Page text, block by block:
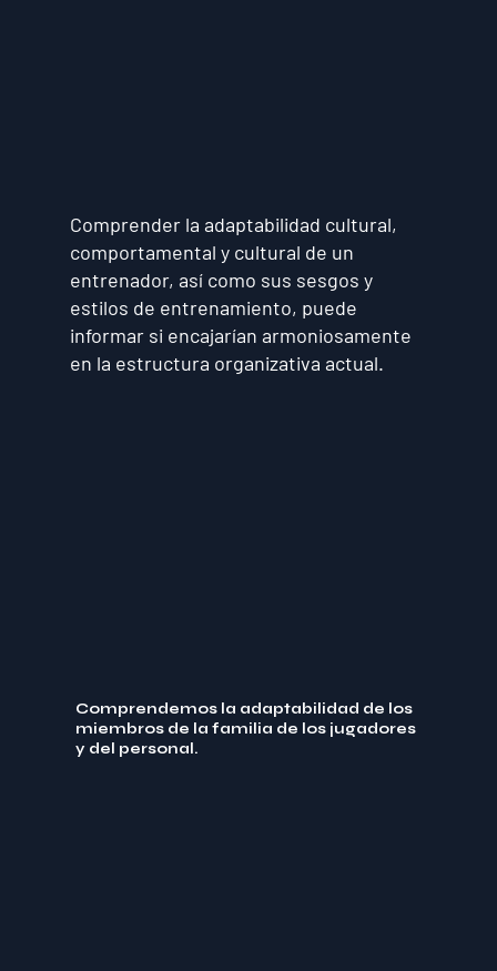
Comprender la adaptabilidad cultural,
comportamental y cultural de un
entrenador, así como sus sesgos y
estilos de entrenamiento, puede
informar si encajarían armoniosamente
en la estructura organizativa actual.
Comprendemos la adaptabilidad de los
miembros de la familia de los jugadores
y del personal.